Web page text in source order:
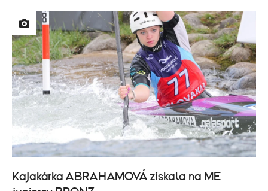
Kajakárka ABRAHAMOVÁ získala na ME